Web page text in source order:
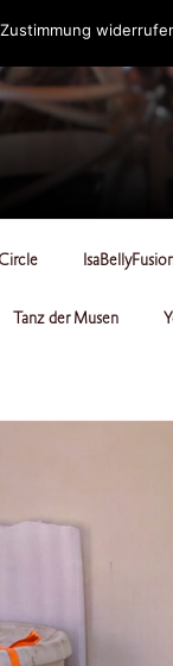
Tanz der Musen